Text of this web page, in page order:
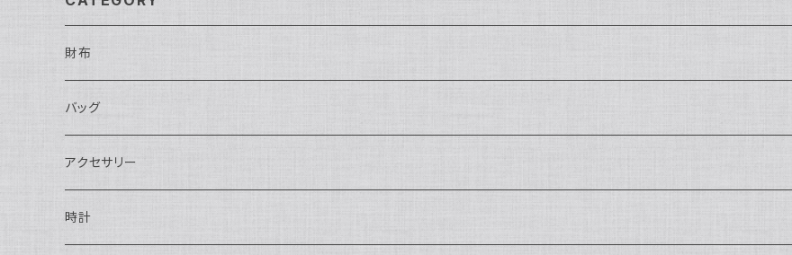
財布
長財布
二つ折り
バッグ
ショルダーバッグ・ボディバッグ
ハンドバッグ・ポーチ
アクセサリー
ネックレス
時計